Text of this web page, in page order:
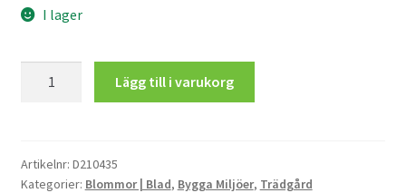
I lager
Lägg till i varukorg
Artikelnr: D210435
Kategorier: Blommor | Blad, Bygga Miljöer, Trädgård